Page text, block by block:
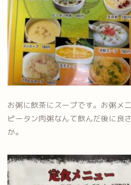
お粥に飲茶にスープです。お粥メ
ピータン肉粥なんて飲んだ後に良
か。